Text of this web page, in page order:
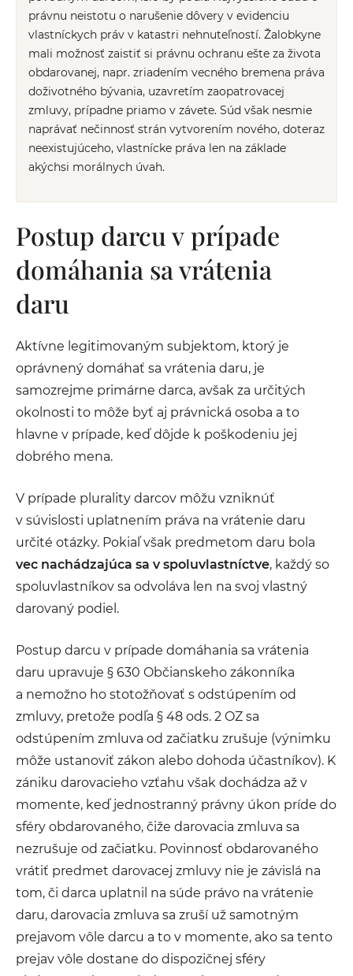
právnu neistotu o narušenie dôvery v evidenciu
vlastníckych práv v katastri nehnuteľností. Žalobkyne
mali možnosť zaistiť si právnu ochranu ešte za života
obdarovanej, napr. zriadením vecného bremena práva
doživotného bývania, uzavretím zaopatrovacej
zmluvy, prípadne priamo v závete. Súd však nesmie
naprávať nečinnosť strán vytvorením nového, doteraz
neexistujúceho, vlastnícke práva len na základe
akýchsi morálnych úvah.
Postup darcu v prípade
domáhania sa vrátenia
daru
Aktívne legitimovaným subjektom, ktorý je
oprávnený domáhať sa vrátenia daru, je
samozrejme primárne darca, avšak za určitých
okolnosti to môže byť aj právnická osoba a to
hlavne v prípade, keď dôjde k poškodeniu jej
dobrého mena.
V prípade plurality darcov môžu vzniknúť
v súvislosti uplatnením práva na vrátenie daru
určité otázky. Pokiaľ však predmetom daru bola
vec nachádzajúca sa v spoluvlastníctve, každý so
spoluvlastníkov sa odvoláva len na svoj vlastný
darovaný podiel.
Postup darcu v prípade domáhania sa vrátenia
daru upravu­je § 630 Občianskeho zákonníka
a nemožno ho stotožňovať s od­stúpením od
zmluvy, pretože podľa § 48 ods. 2 OZ sa
odstúpením zmluva od začiatku zrušuje (výnimku
môže ustano­viť zákon alebo dohoda účastníkov). K
zániku darovacieho vzťahu však dochádza až v
momente, keď jednostranný právny úkon príde do
sféry obdarovaného, čiže darovacia zmluva sa
nezrušuje od začiatku. Povinnosť obdarovaného
vrátiť pred­met darovacej zmluvy nie je závislá na
tom, či darca uplatnil na súde právo na vrátenie
daru, darovacia zmluva sa zruší už samotným
prejavom vôle darcu a to v mo­mente, ako sa tento
prejav vôle dostane do dispozičnej sféry